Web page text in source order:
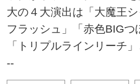
大の４大演出は「大魔王
フラッシュ」「赤色BIGつ
「トリプルラインリーチ
--